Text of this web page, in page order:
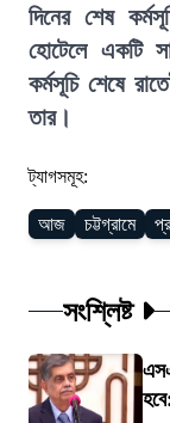
দিনের শেষ
হোটেলে একটি
কর্মসূচি শেষে
তার।
ট্যাগসমূহ:
আজ চট্টগ্রামে
সংশ্লিষ্ট